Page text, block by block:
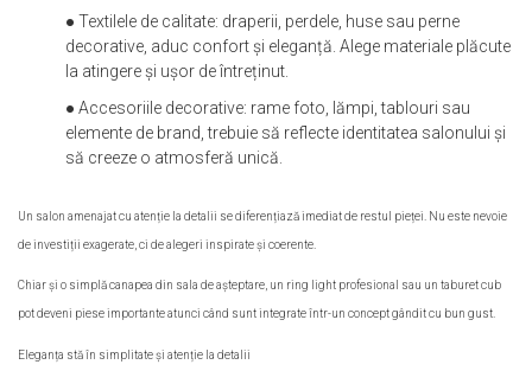
● Textilele de calitate: draperii, perdele, huse sau perne
decorative, aduc confort și eleganță. Alege materiale plăcute
la atingere și ușor de întreținut.
● Accesoriile decorative: rame foto, lămpi, tablouri sau
elemente de brand, trebuie să reflecte identitatea salonului și
să creeze o atmosferă unică.
Un salon amenajat cu atenție la detalii se diferențiază imediat de restul pieței. Nu este nevoie
de investiții exagerate, ci de alegeri inspirate și coerente.
Chiar și o simplă canapea din sala de așteptare, un ring light profesional sau un taburet cub
pot deveni piese importante atunci când sunt integrate într-un concept gândit cu bun gust.
Eleganța stă în simplitate și atenție la detalii